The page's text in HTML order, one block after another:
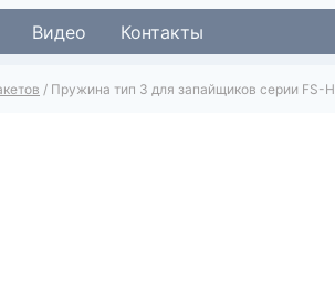
Видео Контакты
/ Пружина тип 3 для запайщиков серии FS-H